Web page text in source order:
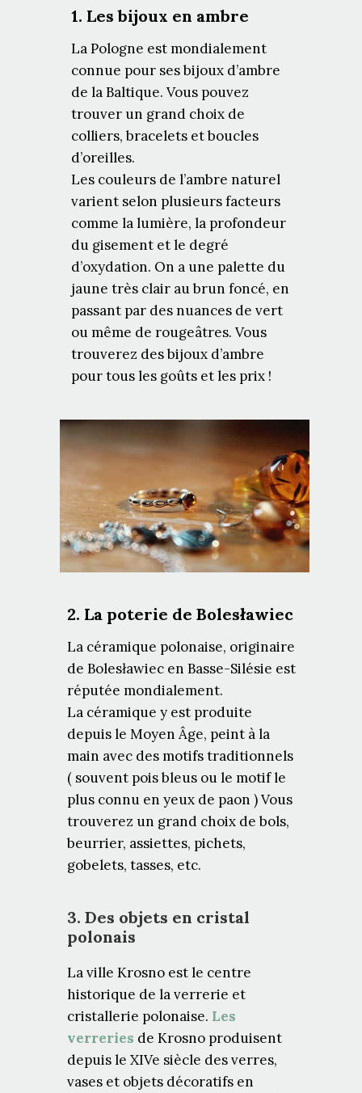
2. La poterie de Bolesławiec
La céramique polonaise, originaire
de Bolesławiec en Basse-Silésie est
réputée mondialement.
La céramique y est produite
depuis le Moyen Âge, peint à la
main avec des motifs traditionnels
( souvent pois bleus ou le motif le
plus connu en yeux de paon ) Vous
trouverez un grand choix de bols,
beurrier, assiettes, pichets,
gobelets, tasses, etc.
3. Des objets en cristal
polonais
La ville Krosno est le centre
historique de la verrerie et
cristallerie polonaise. Les
verreries de Krosno produisent
depuis le XIVe siècle des verres,
vases et objets décoratifs en
1. Les bijoux en ambre
La Pologne est mondialement
connue pour ses bijoux d’ambre
de la Baltique. Vous pouvez
trouver un grand choix de
colliers, bracelets et boucles
d’oreilles.
Les couleurs de l’ambre naturel
varient selon plusieurs facteurs
comme la lumière, la profondeur
du gisement et le degré
d’oxydation. On a une palette du
jaune très clair au brun foncé, en
passant par des nuances de vert
ou même de rougeâtres. Vous
trouverez des bijoux d’ambre
pour tous les goûts et les prix !